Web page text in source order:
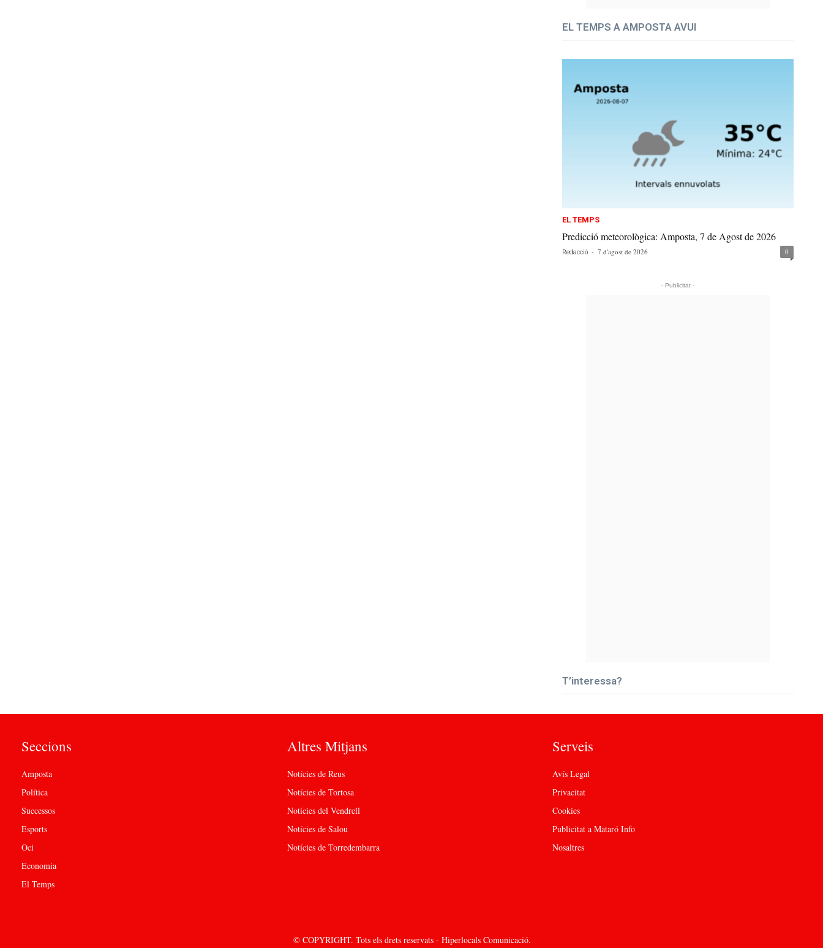
EL TEMPS A AMPOSTA AVUI
EL TEMPS
Predicció meteorològica: Amposta, 7 de Agost de 2026
Redacció - 7 d'agost de 2026 0
- Publicitat -
T’interessa?
Seccions
Amposta
Política
Successos
Esports
Oci
Economia
El Temps
Altres Mitjans
Notícies de Reus
Notícies de Tortosa
Notícies del Vendrell
Notícies de Salou
Notícies de Torredembarra
Serveis
Avís Legal
Privacitat
Cookies
Publicitat a Mataró Info
Nosaltres
© COPYRIGHT. Tots els drets reservats - Hiperlocals Comunicació.